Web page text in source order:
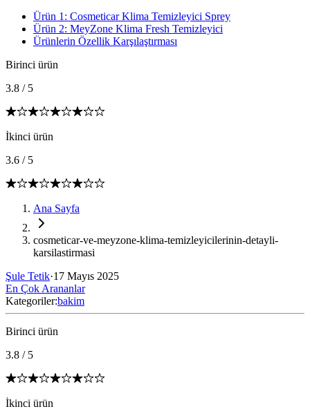
Ürün 1: Cosmeticar Klima Temizleyici Sprey
Ürün 2: MeyZone Klima Fresh Temizleyici
Ürünlerin Özellik Karşılaştırması
Birinci ürün
3.8 / 5
İkinci ürün
3.6 / 5
Ana Sayfa
cosmeticar-ve-meyzone-klima-temizleyicilerinin-detayli-
karsilastirmasi
Şule Tetik·17 Mayıs 2025
En Çok Arananlar
Kategoriler:bakim
Birinci ürün
3.8 / 5
İkinci ürün